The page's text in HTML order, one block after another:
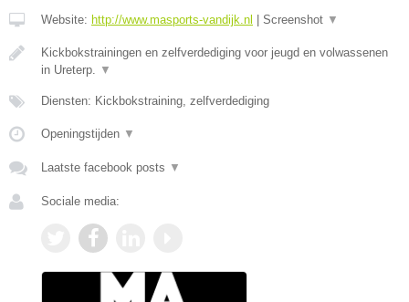
Website: http://www.masports-vandijk.nl Screenshot ▼
Kickbokstrainingen en zelfverdediging voor jeugd en volwassenen
in Ureterp. ▼
Diensten: Kickbokstraining, zelfverdediging
Openingstijden ▼
Laatste facebook posts ▼
Sociale media: